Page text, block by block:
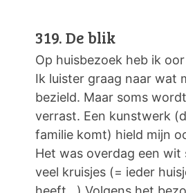
319. De blik
Op huisbezoek heb ik
Ik luister graag naar wat
bezield. Maar soms
verrast. Een kunstwerk
familie komt) hield mijn
Het was overdag een wit
veel kruisjes (= ieder